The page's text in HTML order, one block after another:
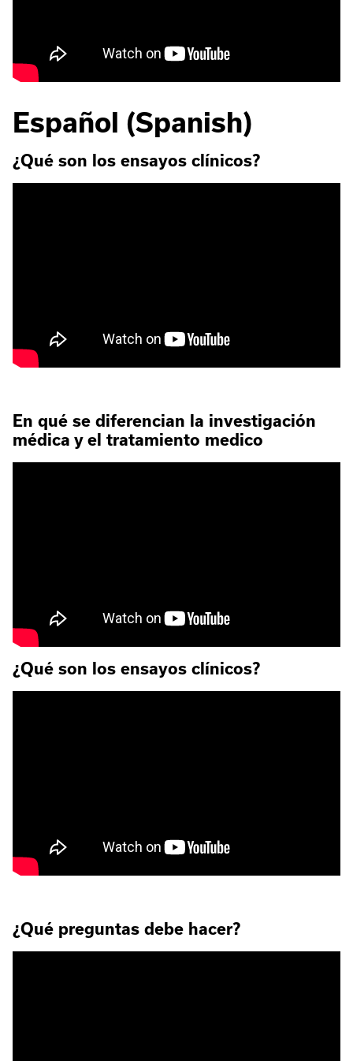
Español (Spanish)
¿Qué son los ensayos clínicos?
En qué se diferencian la investigación
médica y el tratamiento medico
¿Qué son los ensayos clínicos?
¿Qué preguntas debe hacer?